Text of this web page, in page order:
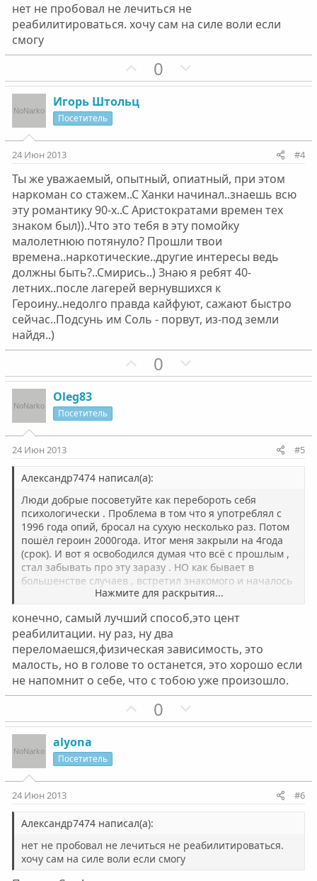
н
ы
й
о
с
н
ы
й
о
с
нет не пробовал не лечиться не
реабилитироваться. хочу сам на силе воли если
смогу
П
о
т
н
ы
й
г
о
л
о
с
0
е
т
н
ы
й
г
о
л
о
с
Игорь Штольц
Посетитель
24 Июн 2013 #4
Ты же уважаемый, опытный, опиатный, при этом
наркоман со стажем..С Ханки начинал..знаешь всю
эту романтику 90-х..С Аристократами времен тех
знаком был))..Что это тебя в эту помойку
малолетнюю потянуло? Прошли твои
времена..наркотические..другие интересы ведь
должны быть?..Смирись..) Знаю я ребят 40-
летних..после лагерей вернувшихся к
Героину..недолго правда кайфуют, сажают быстро
сейчас..Подсунь им Соль - порвут, из-под земли
найдя..)
П
о
т
н
ы
й
г
о
л
о
с
0
е
т
ы
й
г
о
л
о
с
Oleg83
Посетитель
24 Июн 2013 #5
Александр7474 написал(а):
Люди добрые посоветуйте как перебороть себя
психологически . Проблема в том что я употреблял с
1996 года опий, бросал на сухую несколько раз. Потом
пошёл героин 2000года. Итог меня закрыли на 4года
(срок). И вот я освободился думая что всё с прошлым ,
стал забывать про эту заразу . НО как бывает в
большенстве случаев , встретил знакомого и началось
. 1 раз в неделю героином и это одна беда . Старался
скорость (соль). Как то не понял кайфа . Потом ещё
раза 4 с интервалом в неделю . И самое страшное , что
мне психологически сильно загорелось уколоться , хотя
был перерыв дней 6 . И понимаю что не надо , а эта
мысль так и лезет в голову . НЕ хочу в это болото опять
!!!!!! ПОЖАЛУЙСТА посоветуйте как мне перебороть эти
дурные мысли ? говорят пиво пить . и тому подобное .
Но этим наверное ЭТИ мысли не отгонишь только хуже
наверное будет ? Заранее БЛАГОДАРЕН за дельный-
спасительный совет !!!
Нажмите для раскрытия...
конечно, самый лучший способ,это цент
реабилитации. ну раз, ну два
переломаешся,физическая зависимость, это
малость, но в голове то останется, это хорошо если
не напомнит о себе, что с тобою уже произошло.
П
о
т
н
ы
й
0
е
т
ы
alyona
Посетитель
24 Июн 2013 #6
Александр7474 написал(а):
нет не пробовал не лечиться не реабилитироваться.
хочу сам на силе воли если смогу